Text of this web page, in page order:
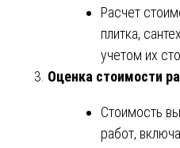
Расчет
плитка,
учетом их
Оценка стоимости
Стоимость
работ,